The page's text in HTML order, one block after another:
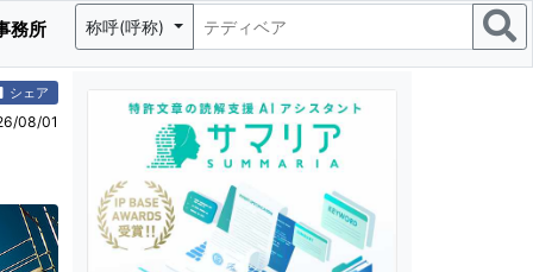
務所 称呼(呼称)
シェア
08/01